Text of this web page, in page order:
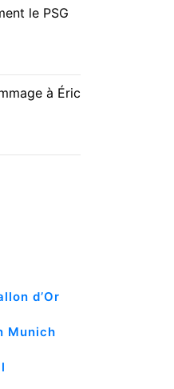
le PSG
à Éric
d’Or
Munich